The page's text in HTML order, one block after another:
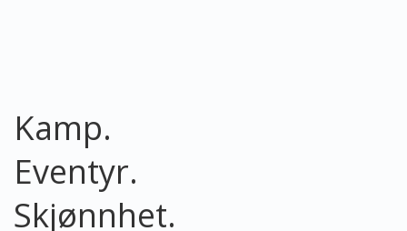
Kamp.
Eventyr.
Skjønnhet.